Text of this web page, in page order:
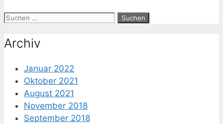
Suche
Archiv
Januar 2022
Oktober 2021
August 2021
November 2018
September 2018